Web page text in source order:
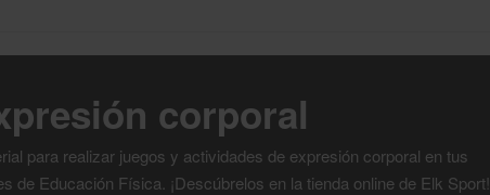
corporal
para realizar juegos y actividades de expresión corporal en tus
de Educación Física. ¡Descúbrelos en la tienda online de Elk Sport!